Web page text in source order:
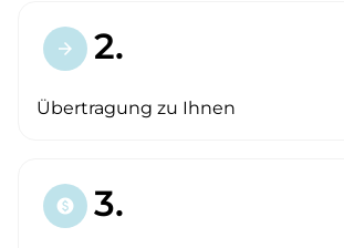
arrow_forward 2.
Übertragung zu Ihnen
paid 3.